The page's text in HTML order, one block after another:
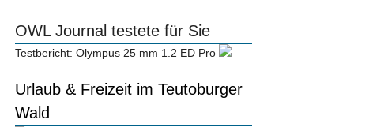
OWL Journal testete für Sie
Testbericht: Olympus 25 mm 1.2 ED Pro
Urlaub & Freizeit im Teutoburger
Wald